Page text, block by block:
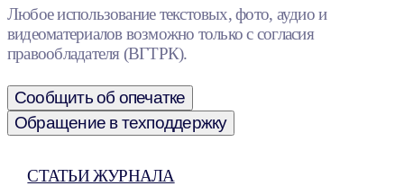
Любое использование текстовых, фото, аудио и
видеоматериалов возможно только с согласия
правообладателя (ВГТРК).
Сообщить об опечатке
Обращение в техподдержку
СТАТЬИ ЖУРНАЛА